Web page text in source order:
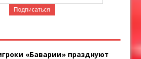
«Баварии» празднуют